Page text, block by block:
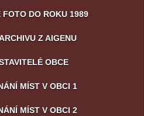
FOTO DO ROKU 1989
Z AIGENU
OBCE
MÍST V OBCI 1
MÍST V OBCI 2